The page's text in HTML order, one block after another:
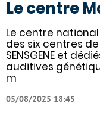
Le centre
Le centre national
des six centres
SENSGENE et
auditives
m
05/08/2025 18:45